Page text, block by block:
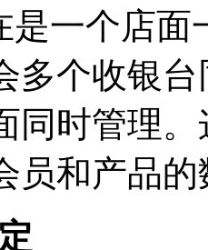
是一个店面
多个收银
同时管理
员和产品